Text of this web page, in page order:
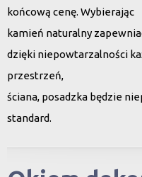
końcową cenę. Wybierając
kamień naturalny
dzięki niepowtarzalności
przestrzeń,
ściana, posadzka będzie
standard.